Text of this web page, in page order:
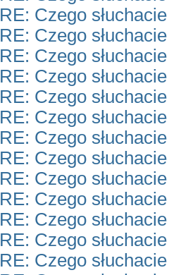
RE: Czego
RE: Czego
RE: Czego
RE: Czego
RE: Czego
RE: Czego
RE: Czego
RE: Czego
RE: Czego
RE: Czego
RE: Czego
RE: Czego
RE: Czego